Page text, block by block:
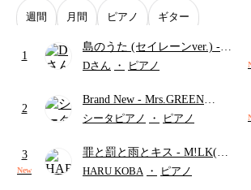
週間 月間 ピアノ ギター
1
島のうた (セイレーンver.) -
セイレーン(CV.鈴木みのり)
ード・ペダル付き/『映画ちい
かわ 人魚の島のひみつ』よ
Dさん ・ ピアノ
2
Brand New - Mrs.GREEN
APPLE
シータピアノ ・ ピアノ
3
New
罪と罰と雨とキス - M!LK(佐
野勇斗&吉田仁人)
HARU KOBA ・ ピアノ